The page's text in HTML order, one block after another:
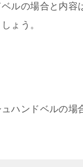
ルの場合と内
ょう。
ハンドベルの場